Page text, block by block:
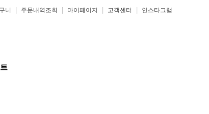
니 주문내역조회 마이페이지 고객센터 인스타그램